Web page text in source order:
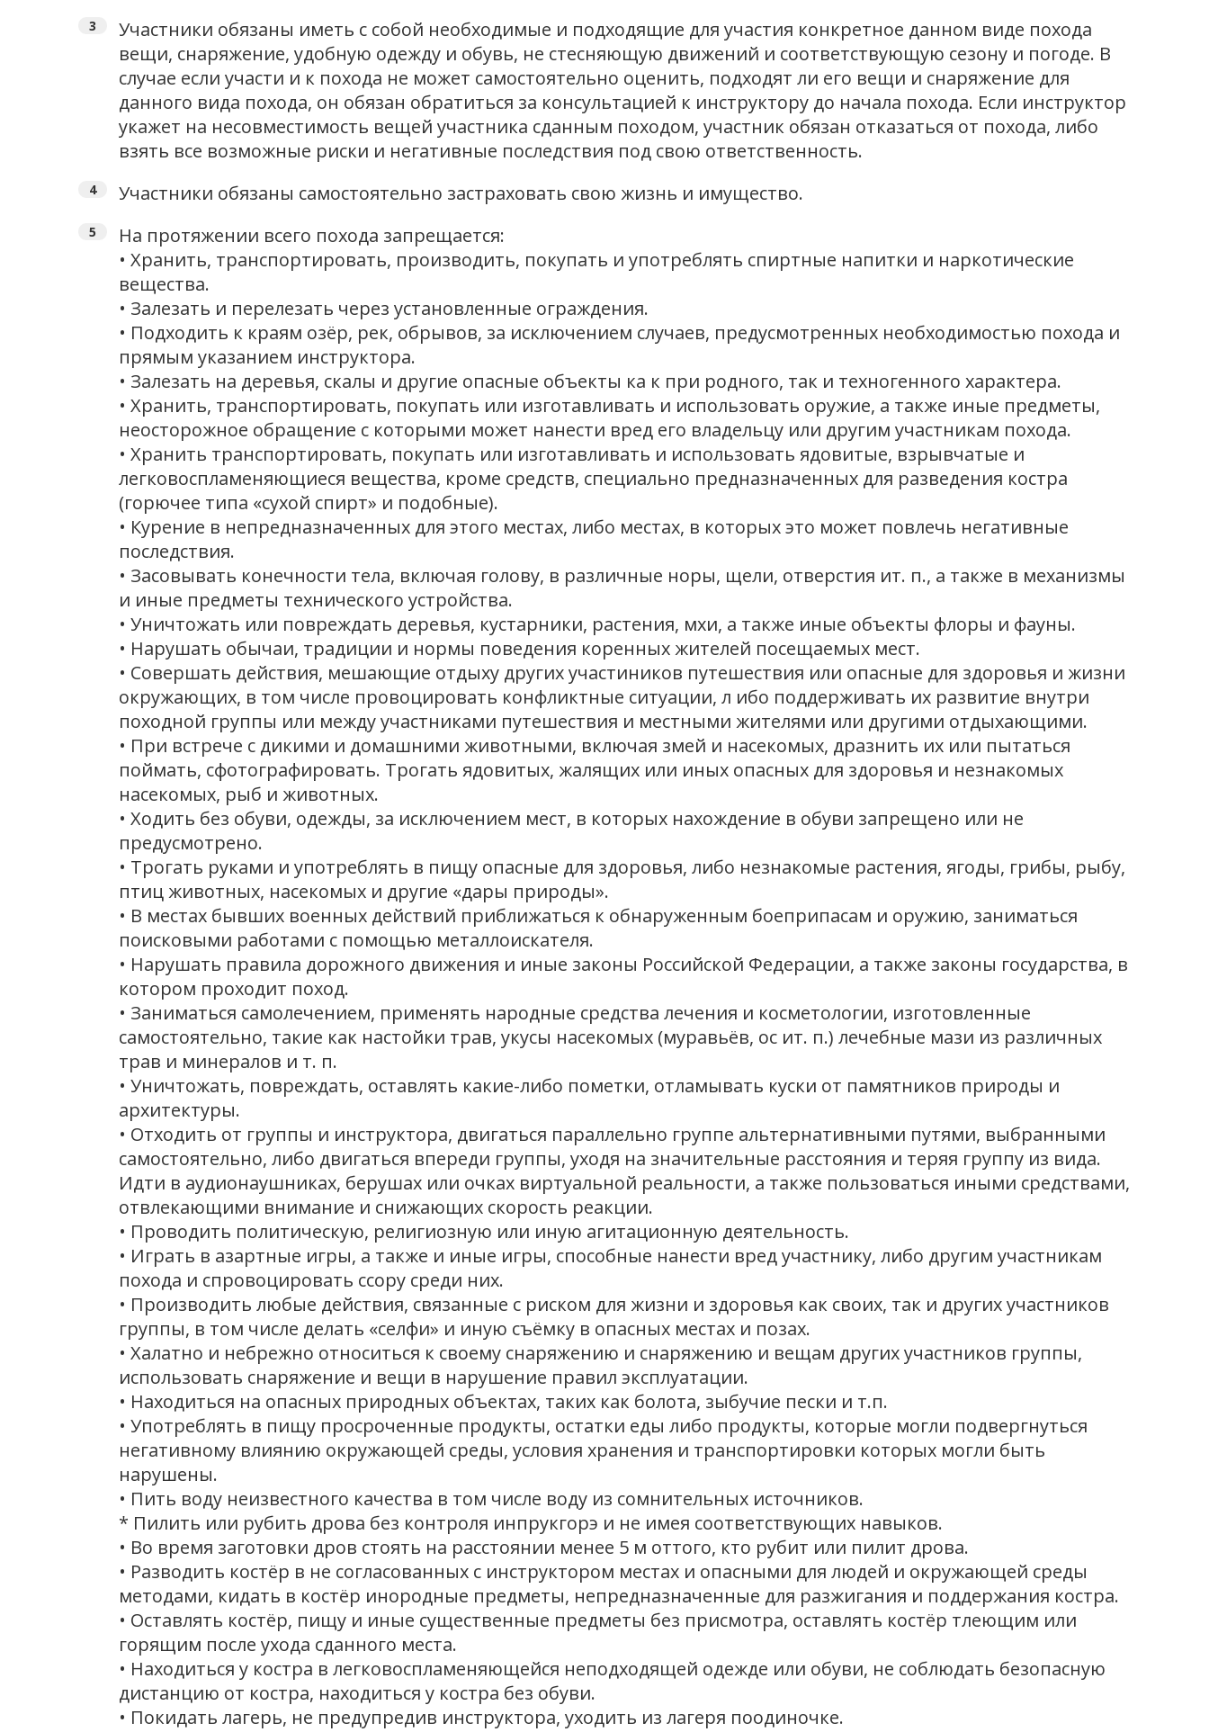
Участники обязаны иметь с собой необходимые и подходящие для участия конкретное данном виде похода
вещи, снаряжение, удобную одежду и обувь, не стесняющую движений и соответствующую сезону и погоде. В
случае если участи и к похода не может самостоятельно оценить, подходят ли его вещи и снаряжение для
данного вида похода, он обязан обратиться за консультацией к инструктору до начала похода. Если инструктор
укажет на несовместимость вещей участника сданным походом, участник обязан отказаться от похода, либо
взять все возможные риски и негативные последствия под свою ответственность.
Участники обязаны самостоятельно застраховать свою жизнь и имущество.
На протяжении всего похода запрещается:
• Хранить, транспортировать, производить, покупать и употреблять спиртные напитки и наркотические
вещества.
• Залезать и перелезать через установленные ограждения.
• Подходить к краям озёр, рек, обрывов, за исключением случаев, предусмотренных необходимостью похода и
прямым указанием инструктора.
• Залезать на деревья, скалы и другие опасные объекты ка к при родного, так и техногенного характера.
• Хранить, транспортировать, покупать или изготавливать и использовать оружие, а также иные предметы,
неосторожное обращение с которыми может нанести вред его владельцу или другим участникам похода.
• Хранить транспортировать, покупать или изготавливать и использовать ядовитые, взрывчатые и
легковоспламеняющиеся вещества, кроме средств, специально предназначенных для разведения костра
(горючее типа «сухой спирт» и подобные).
• Курение в непредназначенных для этого местах, либо местах, в которых это может повлечь негативные
последствия.
• Засовывать конечности тела, включая голову, в различные норы, щели, отверстия ит. п., а также в механизмы
и иные предметы технического устройства.
• Уничтожать или повреждать деревья, кустарники, растения, мхи, а также иные объекты флоры и фауны.
• Нарушать обычаи, традиции и нормы поведения коренных жителей посещаемых мест.
• Совершать действия, мешающие отдыху других участиников путешествия или опасные для здоровья и жизни
окружающих, в том числе провоцировать конфликтные ситуации, л ибо поддерживать их развитие внутри
походной группы или между участниками путешествия и местными жителями или другими отдыхающими.
• При встрече с дикими и домашними животными, включая змей и насекомых, дразнить их или пытаться
поймать, сфотографировать. Трогать ядовитых, жалящих или иных опасных для здоровья и незнакомых
насекомых, рыб и животных.
• Ходить без обуви, одежды, за исключением мест, в которых нахождение в обуви запрещено или не
предусмотрено.
• Трогать руками и употреблять в пищу опасные для здоровья, либо незнакомые растения, ягоды, грибы, рыбу,
птиц животных, насекомых и другие «дары природы».
• В местах бывших военных действий приближаться к обнаруженным боеприпасам и оружию, заниматься
поисковыми работами с помощью металлоискателя.
• Нарушать правила дорожного движения и иные законы Российской Федерации, а также законы государства, в
котором проходит поход.
• Заниматься самолечением, применять народные средства лечения и косметологии, изготовленные
самостоятельно, такие как настойки трав, укусы насекомых (муравьёв, ос ит. п.) лечебные мази из различных
трав и минералов и т. п.
• Уничтожать, повреждать, оставлять какие-либо пометки, отламывать куски от памятников природы и
архитектуры.
• Отходить от группы и инструктора, двигаться параллельно группе альтернативными путями, выбранными
самостоятельно, либо двигаться впереди группы, уходя на значительные расстояния и теряя группу из вида.
Идти в аудионаушниках, берушах или очках виртуальной реальности, а также пользоваться иными средствами,
отвлекающими внимание и снижающих скорость реакции.
• Проводить политическую, религиозную или иную агитационную деятельность.
• Играть в азартные игры, а также и иные игры, способные нанести вред участнику, либо другим участникам
похода и спровоцировать ссору среди них.
• Производить любые действия, связанные с риском для жизни и здоровья как своих, так и других участников
группы, в том числе делать «селфи» и иную съёмку в опасных местах и позах.
• Халатно и небрежно относиться к своему снаряжению и снаряжению и вещам других участников группы,
использовать снаряжение и вещи в нарушение правил эксплуатации.
• Находиться на опасных природных объектах, таких как болота, зыбучие пески и т.п.
• Употреблять в пищу просроченные продукты, остатки еды либо продукты, которые могли подвергнуться
негативному влиянию окружающей среды, условия хранения и транспортировки которых могли быть
нарушены.
• Пить воду неизвестного качества в том числе воду из сомнительных источников.
* Пилить или рубить дрова без контроля инпрукгорэ и не имея соответствующих навыков.
• Во время заготовки дров стоять на расстоянии менее 5 м оттого, кто рубит или пилит дрова.
• Разводить костёр в не согласованных с инструктором местах и опасными для людей и окружающей среды
методами, кидать в костёр инородные предметы, непредназначенные для разжигания и поддержания костра.
• Оставлять костёр, пищу и иные существенные предметы без присмотра, оставлять костёр тлеющим или
горящим после ухода сданного места.
• Находиться у костра в легковоспламеняющейся неподходящей одежде или обуви, не соблюдать безопасную
дистанцию от костра, находиться у костра без обуви.
• Покидать лагерь, не предупредив инструктора, уходить из лагеря поодиночке.